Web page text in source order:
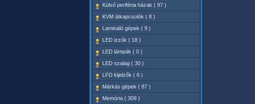
Külső periféria házak ( 97 )
KVM átkapcsolók ( 8 )
Lamináló gépek ( 9 )
LED izzók ( 18 )
LED lámpák ( 0 )
LED szalag ( 30 )
LFD kijelzők ( 6 )
Márkás gépek ( 87 )
Memória ( 309 )